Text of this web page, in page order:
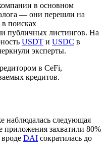
в основном
— они перешли на
поисках
публичных листингов. На
USDT и USDC в
эксперты.
в CeFi,
кредитов.
наблюдалась следующая
приложения захватили 80%
DAI сократилась до